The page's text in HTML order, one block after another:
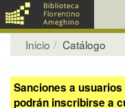
Inicio Catálogo
Sanciones a
podrán inscribirse a